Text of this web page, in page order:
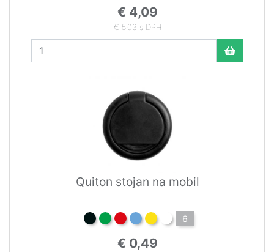
€ 4,09
€ 5,03 s DPH
Quiton stojan na mobil
6
€ 0,49